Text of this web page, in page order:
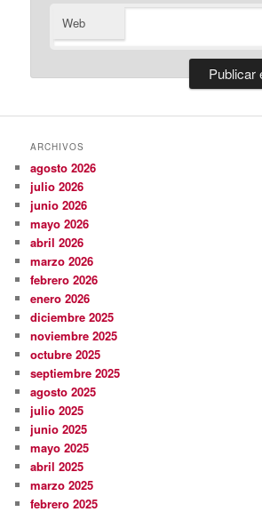
Web
ARCHIVOS
agosto 2026
julio 2026
junio 2026
mayo 2026
abril 2026
marzo 2026
febrero 2026
enero 2026
diciembre 2025
noviembre 2025
octubre 2025
septiembre 2025
agosto 2025
julio 2025
junio 2025
mayo 2025
abril 2025
marzo 2025
febrero 2025